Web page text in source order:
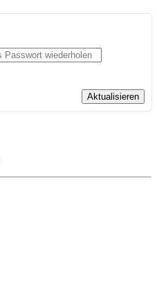
Aktualisieren